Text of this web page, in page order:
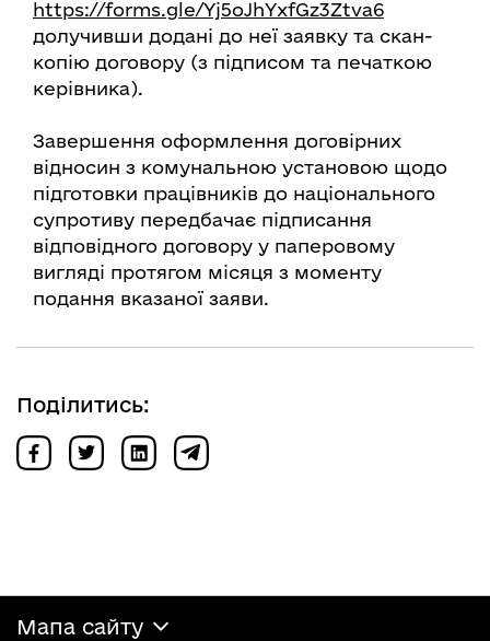
https://forms.gle/Yj5oJhYxfGz3Ztva6
долучивши додані до неї заявку та скан-
копію договору (з підписом та печаткою
керівника).
Завершення оформлення договірних
відносин з комунальною установою щодо
підготовки працівників до національного
супротиву передбачає підписання
відповідного договору у паперовому
вигляді протягом місяця з моменту
подання вказаної заяви.
Поділитись:
Мапа сайту